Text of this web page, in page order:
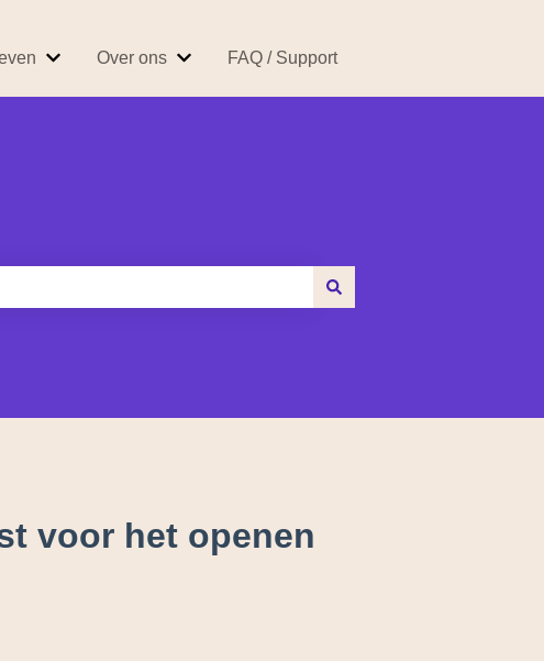
Easybroker
Submenu tonen voor Producten & Tarieven
Over ons
Submenu tonen voor Over ons
FAQ / Support
voor het openen